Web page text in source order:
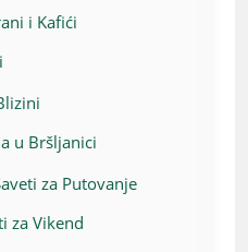
i Kafići
u Bršljanici
za Putovanje
za Vikend